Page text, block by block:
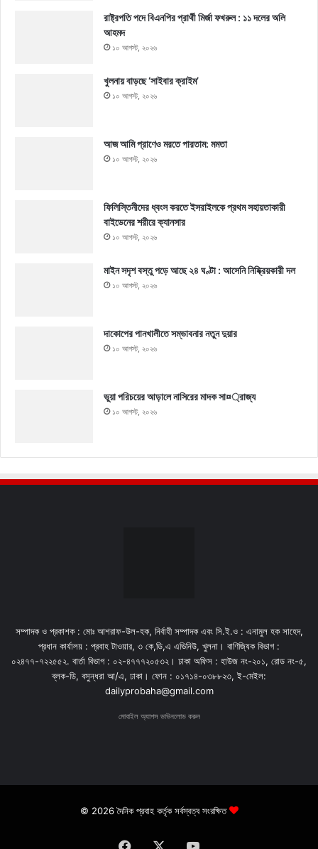
রাষ্ট্রপতি পদে বিএনপির প্রার্থী মির্জা ফখরুল : ১১ দলের অলি
আহমদ
১০ আগস্ট, ২০২৬
খুলনায় বাড়ছে ‘সাইবার ক্রাইম’
১০ আগস্ট, ২০২৬
আজ আমি প্রাণেও মরতে পারতাম: মমতা
১০ আগস্ট, ২০২৬
ফিলিস্তিনীদের ধ্বংস করতে ইসরাইলকে প্রথম সহায়তাকারী
বাইডেনের শরীরে ক্যানসার
১০ আগস্ট, ২০২৬
মাইন সদৃশ বস্তু পড়ে আছে ২৪ ঘণ্টা : আসেনি নিষ্ক্রিয়কারী দল
১০ আগস্ট, ২০২৬
দাকোপের পানখালীতে সম্ভাবনার নতুন দুয়ার
১০ আগস্ট, ২০২৬
ভুয়া পরিচয়ের আড়ালে নাসিরের মাদক সা¤্রাজ্য
১০ আগস্ট, ২০২৬
সম্পাদক ও প্রকাশক : মোঃ আশরাফ-উল-হক, নির্বাহী সম্পাদক এবং সি.ই.ও : এনামুল হক সাহেদ,
প্রধান কার্যালয় : প্রবাহ টাওয়ার, ৩ কে,ডি,এ এভিনিউ, খুলনা। বাণিজ্যিক বিভাগ :
০২৪৭৭-৭২২৫৫২. বার্তা বিভাগ : ০২-৪৭৭৭২০৫৩২। ঢাকা অফিস : হাউজ নং-২০১, রোড নং-৫,
ব্লক-ডি, বসুন্ধরা আ/এ, ঢাকা। ফোন : ০১৭১৪-০৩৮৮২৩, ই-মেইল:
dailyprobaha@gmail.com
মোবাইল অ্যাপস ডাউনলোড করুন
© 2026 দৈনিক প্রবাহ কর্তৃক সর্বস্বত্ব সংরক্ষিত
Facebook